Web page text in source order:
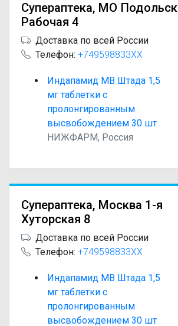
Супераптека, МО Подольск
Рабочая 4
Доставка по всей России
Телефон: +749598833XX
Индапамид МВ Штада 1,5
мг таблетки с
пролонгированным
высвобождением 30 шт
НИЖФАРМ, Россия
Супераптека, Москва 1-я
Хуторская 8
Доставка по всей России
Телефон: +749598833XX
Индапамид МВ Штада 1,5
мг таблетки с
пролонгированным
высвобождением 30 шт